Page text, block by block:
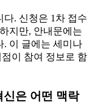
다. 신청은 1차 접수
지만, 안내문에는
. 이 글에는 세미나
이 참여 정보로 함
신은 어떤 맥락